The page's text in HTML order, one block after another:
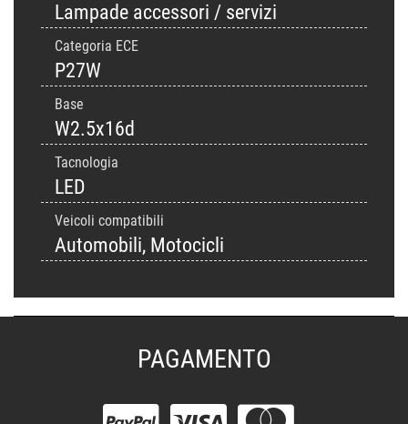
Lampade accessori / servizi
Categoria ECE
P27W
Base
W2.5x16d
Tacnologia
LED
Veicoli compatibili
Automobili, Motocicli
PAGAMENTO